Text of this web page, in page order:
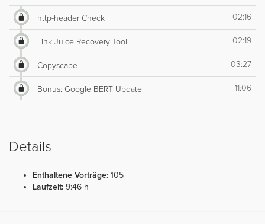
http-header Check 02:16
Link Juice Recovery Tool 02:19
Copyscape 03:27
Bonus: Google BERT Update 11:06
Details
Enthaltene Vorträge: 105
Laufzeit: 9:46 h